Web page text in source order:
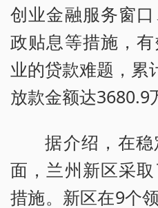
创业金融服务窗
政贴息等措施，
业的贷款难题，累
放款金额达3680.9
据介绍，在
面，兰州新区采
措施。新区在9个